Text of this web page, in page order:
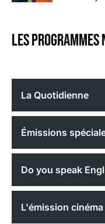
Les
La Quotidienne
Émissions
Do you speak
L'émission cinéma